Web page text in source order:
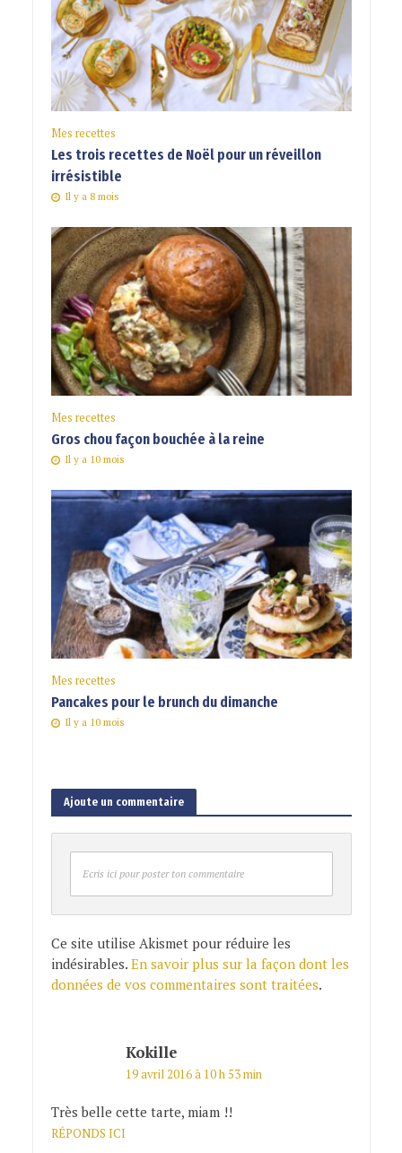
Mes recettes
Les trois recettes de Noël pour un réveillon
irrésistible
Il y a 8 mois
Mes recettes
Gros chou façon bouchée à la reine
Il y a 10 mois
Mes recettes
Pancakes pour le brunch du dimanche
Il y a 10 mois
Ajoute un commentaire
Ecris ici pour poster ton commentaire
Ce site utilise Akismet pour réduire les
indésirables. En savoir plus sur la façon dont les
données de vos commentaires sont traitées.
Kokille
19 avril 2016 à 10 h 53 min
Très belle cette tarte, miam !!
RÉPONDS ICI